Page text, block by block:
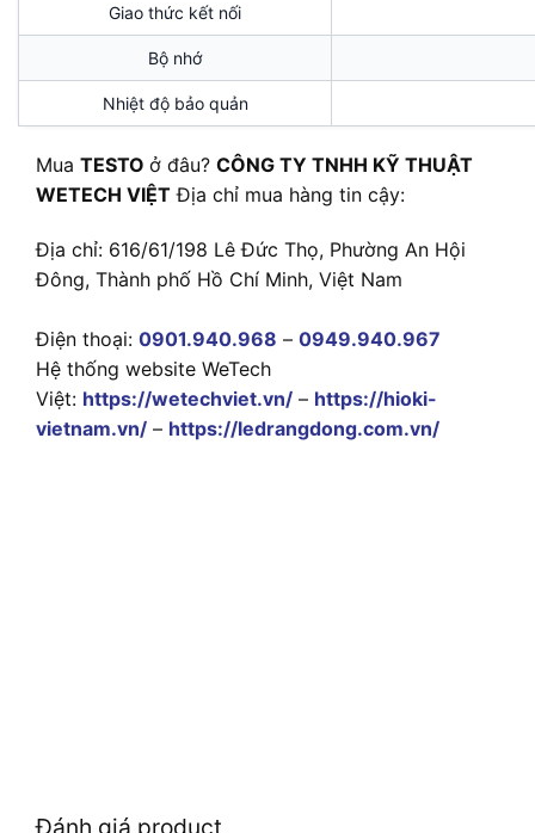
Giao thức kết nối
Bộ nhớ
Nhiệt độ bảo quản
Mua TESTO ở đâu? CÔNG TY TNHH KỸ THUẬT
WETECH VIỆT Địa chỉ mua hàng tin cậy:
Địa chỉ: 616/61/198 Lê Đức Thọ, Phường An Hội
Đông, Thành phố Hồ Chí Minh, Việt Nam
Điện thoại: 0901.940.968 – 0949.940.967
Hệ thống website WeTech
Việt: https://wetechviet.vn/ – https://hioki-
vietnam.vn/ – https://ledrangdong.com.vn/
Đánh giá product